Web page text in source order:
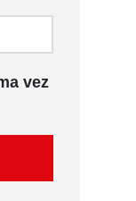
vez